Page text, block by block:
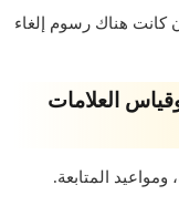
هناك رسوم إلغاء
العلامات
ومواعيد المتابعة.